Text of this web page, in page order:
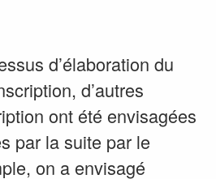
d’élaboration du
d’autres
ont été envisagées
par la suite par le
on a envisagé